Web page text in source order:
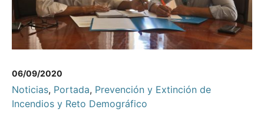
06/09/2020
Noticias, Portada, Prevención y Extinción de
Incendios y Reto Demográfico